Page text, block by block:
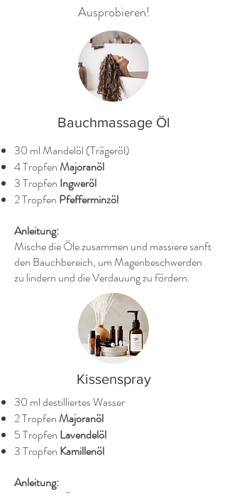
Ausprobieren!
Bauchmassage Öl
30 ml Mandelöl (Trägeröl)
4 TropfenMajoranöl
3 Tropfen Ingweröl
2 Tropfen Pfefferminzöl
Anleitung:
Mische die Öle zusammen und massiere sanft
den Bauchbereich, um Magenbeschwerden
zu lindern und die Verdauung zu fördern.
Kissenspray
30 ml destilliertes Wasser
2 TropfenMajoranöl
5 Tropfen Lavendelöl
3 Tropfen Kamillenöl
Anleitung: